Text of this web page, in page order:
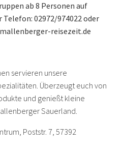
ab 8 Personen auf
02972/974022 oder
reisezeit.de
servieren unsere
Überzeugt euch von
und genießt kleine
Sauerland.
Poststr. 7, 57392